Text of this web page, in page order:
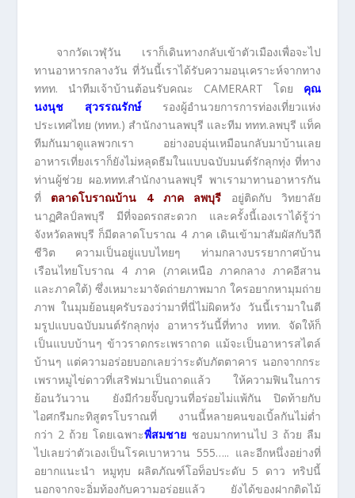
จากวัดเวฬุวัน เราก็เดินทางกลับเข้าตัวเมืองเพื่อจะไป
ทานอาหารกลางวัน ที่วันนี้เราได้รับความอนุเคราะห์จากทาง
ททท. นำทีมเจ้าบ้านต้อนรับคณะ CAMERART โดย คุณ
นงนุช สุวรรณรักษ์รองผู้อำนวยการการท่องเที่ยวแห่ง
ประเทศไทย (ททท.) สำนักงานลพบุรี และทีม ททท.ลพบุรี แท็ค
ทีมกันมาดูแลพวกเรา อย่างอบอุ่นเหมือนกลับมาบ้านเลย
อาหารเที่ยงเราก็ยังไม่หลุดธีมในแบบฉบับมนต์รักลุกทุ่ง ที่ทาง
ท่านผู้ช่วย ผอ.ททท.สำนักงานลพบุรี พาเรามาทานอาหารกัน
ที่ ตลาดโบราณบ้าน 4 ภาค ลพบุรี
อยู่ติดกับ วิทยาลัย
นาฏศิลป์ลพบุรี มีที่จอดรถสะดวก และครั้งนี้เองเราได้รู้ว่า
จังหวัดลพบุรี ก็มีตลาดโบราณ 4 ภาค เดินเข้ามาสัมผัสกับวิถี
ชีวิต ความเป็นอยู่แบบไทยๆ ท่ามกลางบรรยากาศบ้าน
เรือนไทยโบราณ 4 ภาค (ภาคเหนือ ภาคกลาง ภาคอีสาน
และภาคใต้) ซึ่งเหมาะมาจัดถ่ายภาพมาก ใครอยากหามุมถ่าย
ภาพ ในมุมย้อนยุครับรองว่ามาที่นี่ไม่ผิดหวัง วันนี้เรามาในตี
มรูปแบบฉบับมนต์รักลุกทุ่ง อาหารวันนี้ที่ทาง ททท. จัดให้ก็
เป็นแบบบ้านๆ ข้าวราดกระเพราถาด แม้จะเป็นอาหารสไตล์
บ้านๆ แต่ความอร่อยบอกเลยว่าระดับภัตตาคาร นอกจากกระ
เพราหมูไข่ดาวที่เสริฟมาเป็นถาดแล้ว ให้ความฟินในการ
ย้อนวันวาน ยังมีก๋วยจั๊บญวนที่อร่อยไม่แพ้กัน ปิดท้ายกับ
ไอศกรีมกะทิสูตรโบราณที่ งานนี้หลายคนขอเบิ้ลกันไม่ต่ำ
กว่า 2 ถ้วย โดยเฉพาะพี่สมชาย ชอบมากทานไป 3 ถ้วย ลืม
ไปเลยว่าตัวเองเป็นโรคเบาหวาน 555….. และอีกหนึ่งอย่างที่
อยากแนะนำ หมูทุบ ผลิตภัณฑ์โอท็อประดับ 5 ดาว ทริปนี้
นอกจากจะอิ่มท้องกับความอร่อยแล้ว ยังได้ของฝากติดไม้